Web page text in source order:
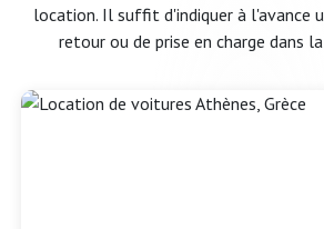
location. Il suffit d'indiquer à l'avance
retour ou de prise en charge dans